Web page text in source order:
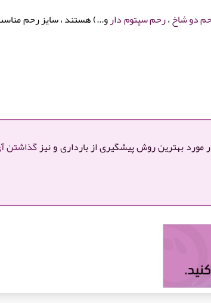
دو شاخ،رحم سپتوم دارو...) هستند ، سایز رحم
مورد بهترین روش پیشگیری از بارداری و نیزگذاشتن